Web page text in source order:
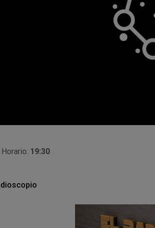
Horario: 19:30